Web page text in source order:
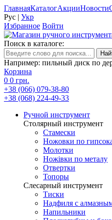
ГлавнаяКаталогАкцииНовости
Рус | Укр
Избранное Войти
Поиск в каталоге:
Например: пильный диск по
Корзина
0 0 грн.
+38 (066) 079-38-80
+38 (068) 224-49-33
Ручной инструмент
Столярный инструмент
Стамески
Ножовки по
Молотки
Ножівки по металу
Отвертки
Топоры
Слесарный инструмент
Тиски
Надфиля с
Напильники